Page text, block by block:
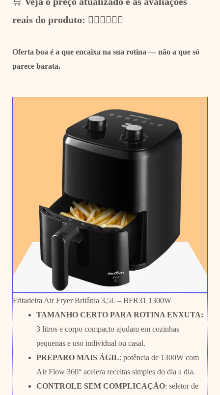
reais do produto: 👇🏼👇🏼👇🏼
Oferta boa é a que encaixa na sua rotina — não a que só
parece barata.
Fritadeira Air Fryer Britânia 3,5L – BFR31 1300W
TAMANHO CERTO PARA ROTINA ENXUTA:
3 litros e corpo compacto ajudam em cozinhas
pequenas e uso individual ou casal.
PREPARO MAIS ÁGIL: potência de 1300W com
Air Flow 360° acelera receitas simples do dia a dia.
CONTROLE SEM COMPLICAÇÃO: seletor de